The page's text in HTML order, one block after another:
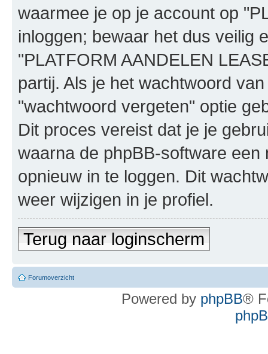
waarmee je op je account op
inloggen; bewaar het dus veilig
"PLATFORM AANDELEN
partij. Als je het wachtwoord
"wachtwoord vergeten" optie
Dit proces vereist dat je je
waarna de phpBB-software
opnieuw in te loggen. Dit
weer wijzigen in je profiel.
Terug naar loginscherm
Forumoverzicht
Powered by phpBB®